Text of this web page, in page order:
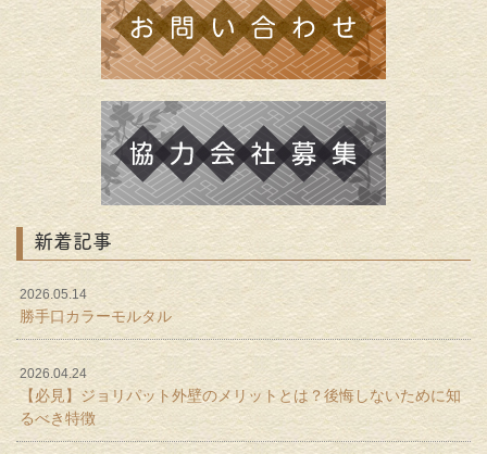
新着記事
2026.05.14
勝手口カラーモルタル
2026.04.24
【必見】ジョリパット外壁のメリットとは？後悔しないために知
るべき特徴